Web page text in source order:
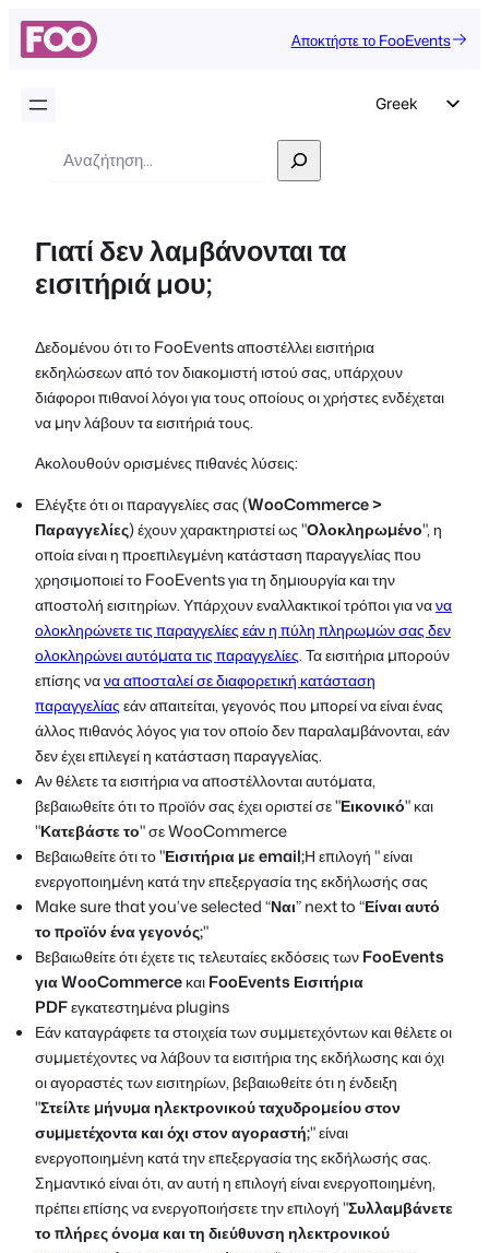
Αποκτήστε το FooEvents
Greek
Polish
Αναζήτηση
Γιατί δεν λαμβάνονται τα
εισιτήριά μου;
Δεδομένου ότι το FooEvents αποστέλλει εισιτήρια
εκδηλώσεων από τον διακομιστή ιστού σας, υπάρχουν
διάφοροι πιθανοί λόγοι για τους οποίους οι χρήστες ενδέχεται
να μην λάβουν τα εισιτήριά τους.
Ακολουθούν ορισμένες πιθανές λύσεις:
Ελέγξτε ότι οι παραγγελίες σας (WooCommerce >
Παραγγελίες) έχουν χαρακτηριστεί ως "Ολοκληρωμένο", η
οποία είναι η προεπιλεγμένη κατάσταση παραγγελίας που
χρησιμοποιεί το FooEvents για τη δημιουργία και την
αποστολή εισιτηρίων. Υπάρχουν εναλλακτικοί τρόποι για νανα
ολοκληρώνετε τις παραγγελίες εάν η πύλη πληρωμών σας δεν
ολοκληρώνει αυτόματα τις παραγγελίες. Τα εισιτήρια μπορούν
επίσης νανα αποσταλεί σε διαφορετική κατάσταση
παραγγελίαςεάν απαιτείται, γεγονός που μπορεί να είναι ένας
άλλος πιθανός λόγος για τον οποίο δεν παραλαμβάνονται, εάν
δεν έχει επιλεγεί η κατάσταση παραγγελίας.
Αν θέλετε τα εισιτήρια να αποστέλλονται αυτόματα,
βεβαιωθείτε ότι το προϊόν σας έχει οριστεί σε "Εικονικό" και
"Κατεβάστε το" σε WooCommerce
Βεβαιωθείτε ότι το "Εισιτήρια με email;Η επιλογή " είναι
ενεργοποιημένη κατά την επεξεργασία της εκδήλωσής σας
Make sure that you’ve selected “Ναι” next to “Είναι αυτό
το προϊόν ένα γεγονός;"
Βεβαιωθείτε ότι έχετε τις τελευταίες εκδόσεις τωνFooEvents
για WooCommerceκαιFooEvents Εισιτήρια
PDFεγκατεστημένα plugins
Εάν καταγράφετε τα στοιχεία των συμμετεχόντων και θέλετε οι
συμμετέχοντες να λάβουν τα εισιτήρια της εκδήλωσης και όχι
οι αγοραστές των εισιτηρίων, βεβαιωθείτε ότι η ένδειξη
"Στείλτε μήνυμα ηλεκτρονικού ταχυδρομείου στον
συμμετέχοντα και όχι στον αγοραστή;" είναι
ενεργοποιημένη κατά την επεξεργασία της εκδήλωσής σας.
Σημαντικό είναι ότι, αν αυτή η επιλογή είναι ενεργοποιημένη,
πρέπει επίσης να ενεργοποιήσετε την επιλογή "Συλλαμβάνετε
το πλήρες όνομα και τη διεύθυνση ηλεκτρονικού